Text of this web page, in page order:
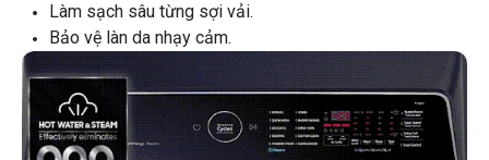
Làm sạch sâu từng sợi vải.
Bảo vệ làn da nhạy cảm.